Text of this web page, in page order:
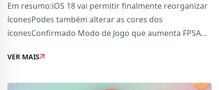
Em resumo:iOS 18 vai permitir finalmente reorganizar
íconesPodes também alterar as cores dos
íconesConfirmado Modo de Jogo que aumenta FPSA
do iOS 18.Novidades que existem no sistema operativo
VER MAIS